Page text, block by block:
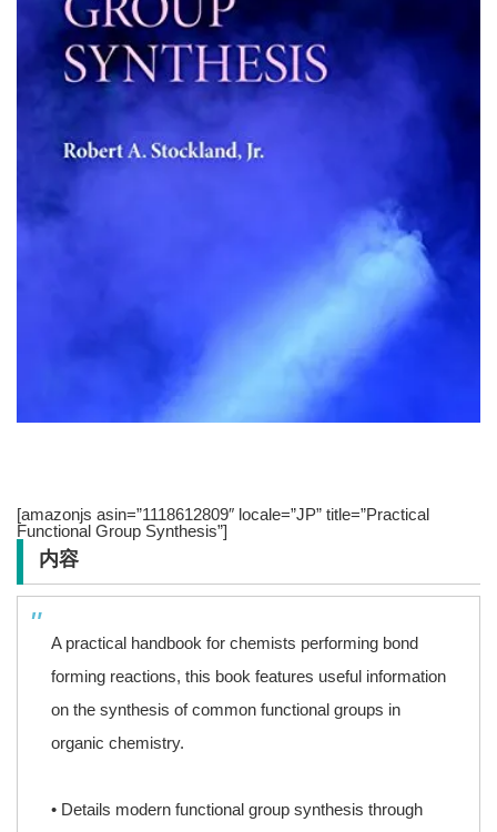
[amazonjs asin=”1118612809″ locale=”JP” title=”Practical
Functional Group Synthesis”]
内容
A practical handbook for chemists performing bond
forming reactions, this book features useful information
on the synthesis of common functional groups in
organic chemistry.
• Details modern functional group synthesis through